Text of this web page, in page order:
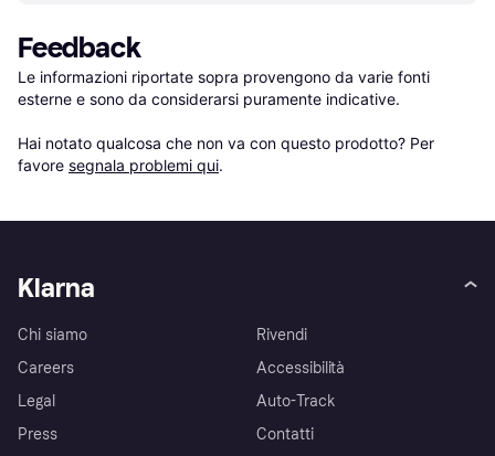
Feedback
Le informazioni riportate sopra provengono da varie fonti
esterne e sono da considerarsi puramente indicative.
Hai notato qualcosa che non va con questo prodotto? Per
favore segnala problemi qui.
Klarna
Chi siamo
Careers
Legal
Press
Rivendi
Accessibilità
Auto-Track
Contatti